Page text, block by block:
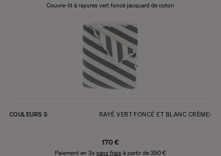
Couvre-lit à rayures vert foncé jacquard de coton
COULEURS 5 RAYÉ VERT FONCÉ ET BLANC CRÈME
170 €
Paiement en 3x sans fraisà partir de 350 €